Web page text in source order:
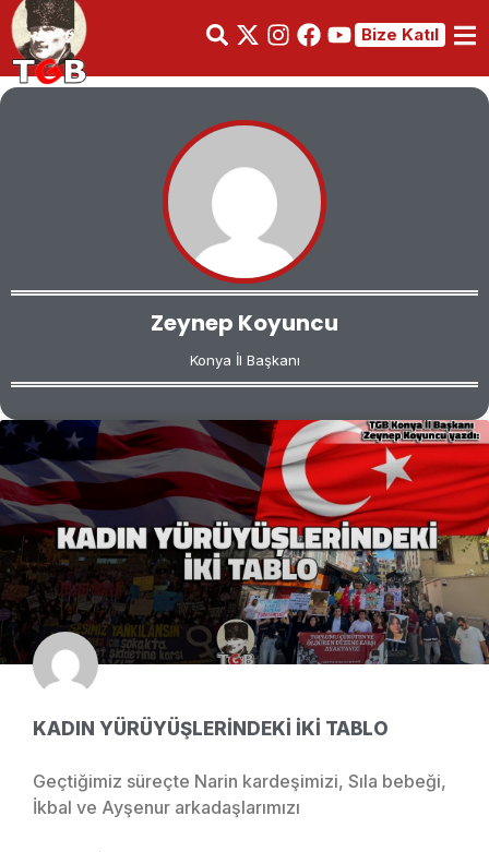
Bize Katıl
Zeynep Koyuncu
Konya İl Başkanı
KADIN YÜRÜYÜŞLERİNDEKİ İKİ TABLO
Geçtiğimiz süreçte Narin kardeşimizi, Sıla bebeği,
İkbal ve Ayşenur arkadaşlarımızı